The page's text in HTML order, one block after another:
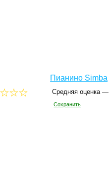
Пианино Simba
Средняя оценка —
Сохранить